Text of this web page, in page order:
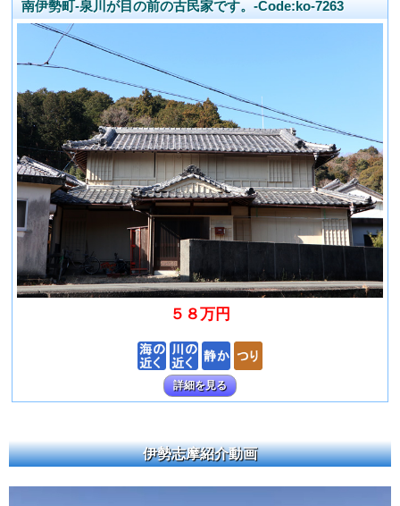
南伊勢町-泉川が目の前の古民家です。-Code:ko-7263
５８万円
詳細を見る
伊勢志摩紹介動画